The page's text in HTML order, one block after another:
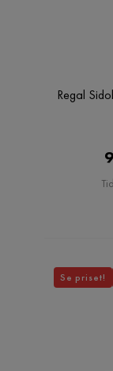
Regal
Se priset!